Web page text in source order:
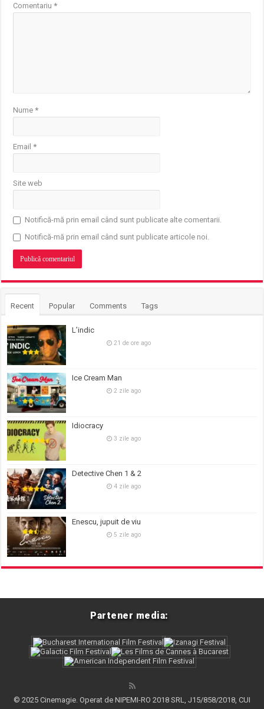
Comentariu*
Nume*
Email*
Site web
Notifică-mă prin email când sunt publicate alte comentarii.
Notifică-mă prin email când sunt publicate articole noi.
Recent Popular Comments Tags
L’indic
21 de ore ago
Ice Cream Man
2 zile ago
Idiocracy
3 zile ago
Detective Chen 1 & 2
4 zile ago
Enescu, jupuit de viu
5 zile ago
Partener media:
© 2025 Cinemagie. Operat de NIPEMI-RO 2018 SRL, J15/858/2018, CUI